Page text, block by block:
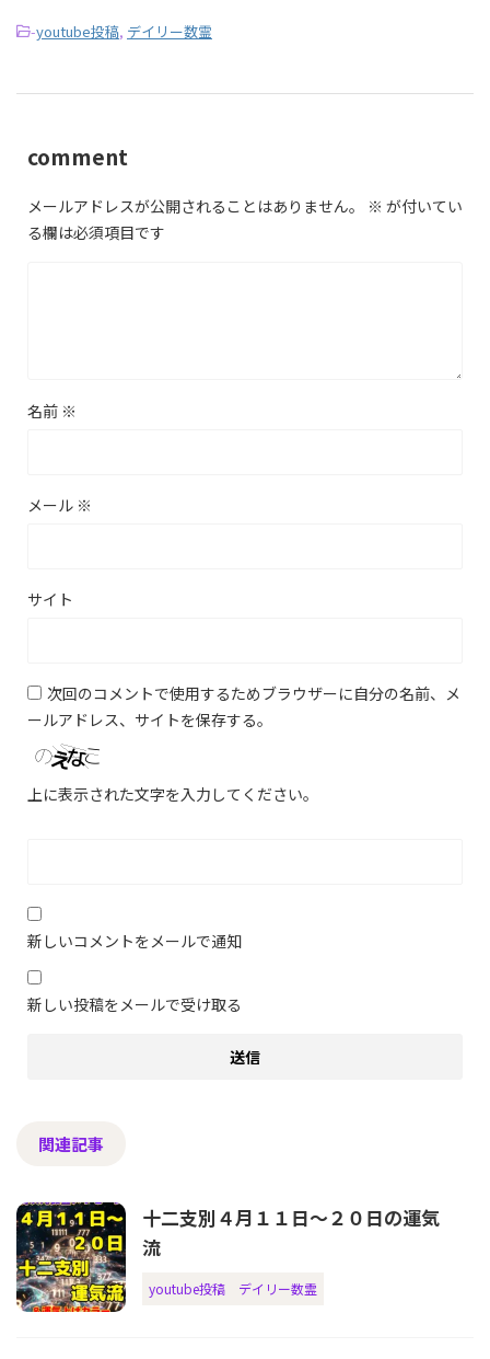
-youtube投稿, デイリー数霊
comment
メールアドレスが公開されることはありません。 ※ が付いてい
る欄は必須項目です
名前 ※
メール ※
サイト
次回のコメントで使用するためブラウザーに自分の名前、メ
ールアドレス、サイトを保存する。
上に表示された文字を入力してください。
新しいコメントをメールで通知
新しい投稿をメールで受け取る
関連記事
十二支別４月１１日〜２０日の運気
流
youtube投稿 デイリー数霊